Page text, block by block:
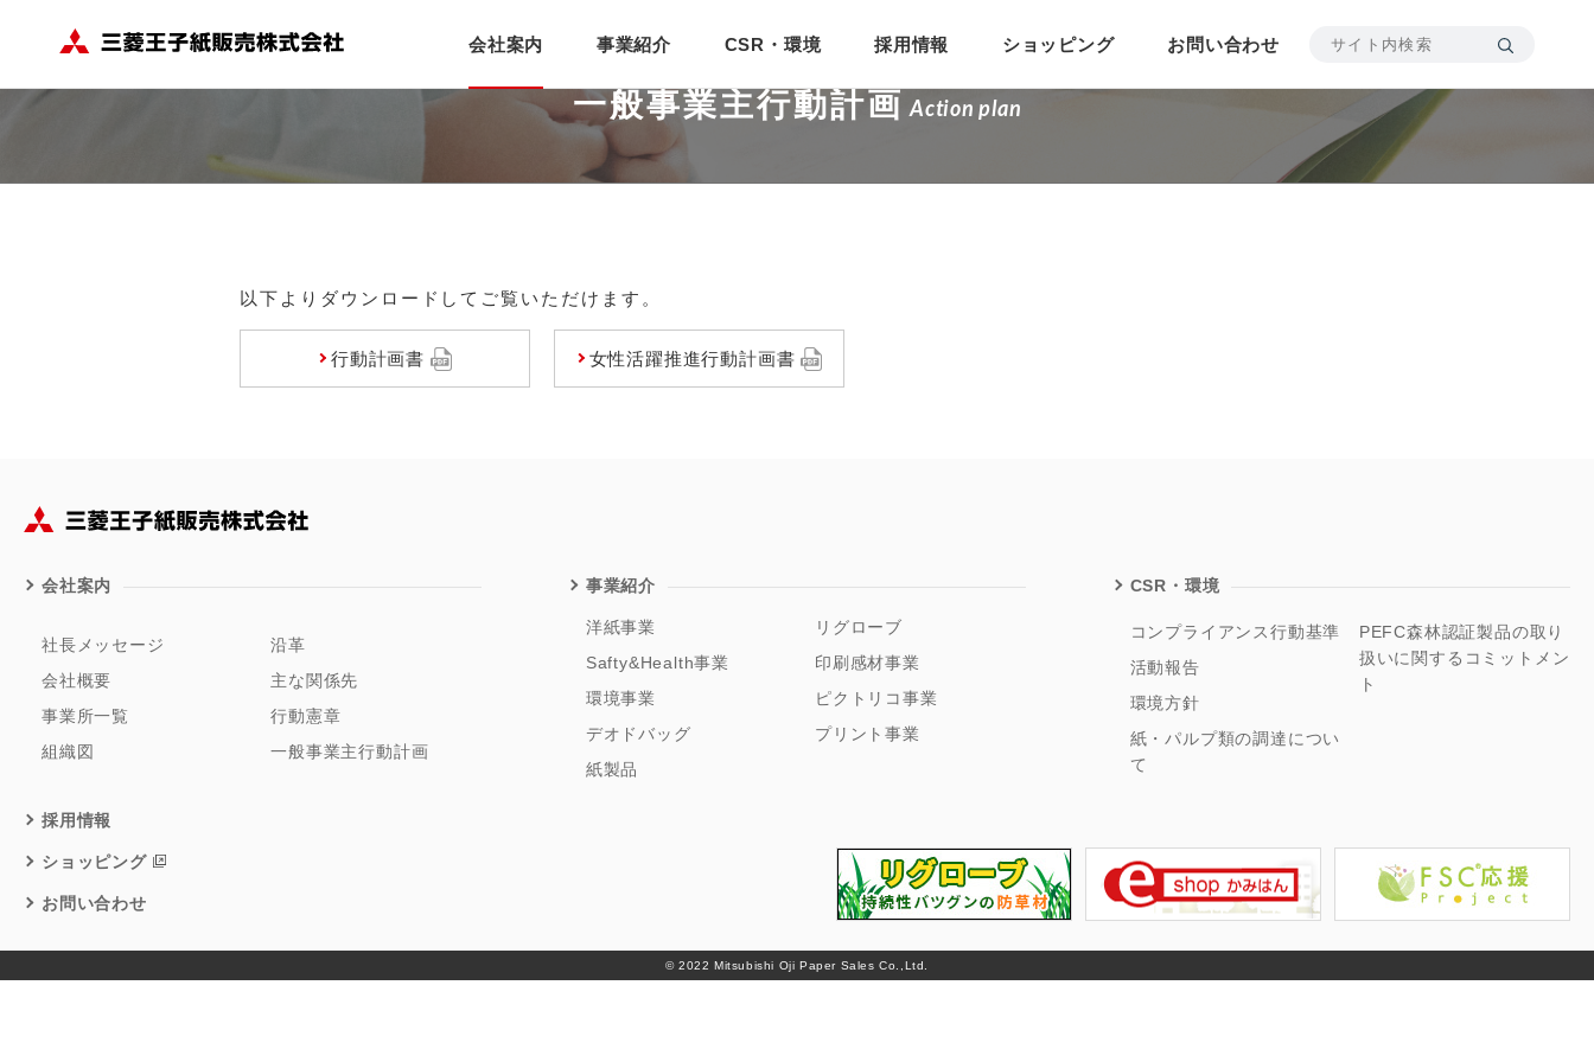
会社案内 事業紹介 CSR・環境 採用情報 ショッピング お問い合わせ
一般事業主行動計画 Action plan
以下よりダウンロードしてご覧いただけます。
行動計画書 女性活躍推進行動計画書
会社案内
社長メッセージ
会社概要
事業所一覧
組織図
沿革
主な関係先
行動憲章
一般事業主行動計画
事業紹介
洋紙事業
Safty&Health事業
環境事業
デオドバッグ
紙製品
リグローブ
印刷感材事業
ピクトリコ事業
プリント事業
CSR・環境
コンプライアンス行動基準
活動報告
環境方針
紙・パルプ類の調達につい
て
PEFC森林認証製品の取り
扱いに関するコミットメン
ト
採用情報
ショッピング
お問い合わせ
© 2022 Mitsubishi Oji Paper Sales Co.,Ltd.